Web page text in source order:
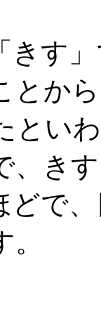
す
とか
とい
、き
どで